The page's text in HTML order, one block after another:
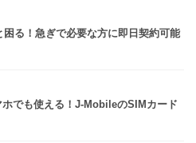
困る！急ぎで必要な方に即日契約可能
ホでも使える！J-MobileのSIMカード